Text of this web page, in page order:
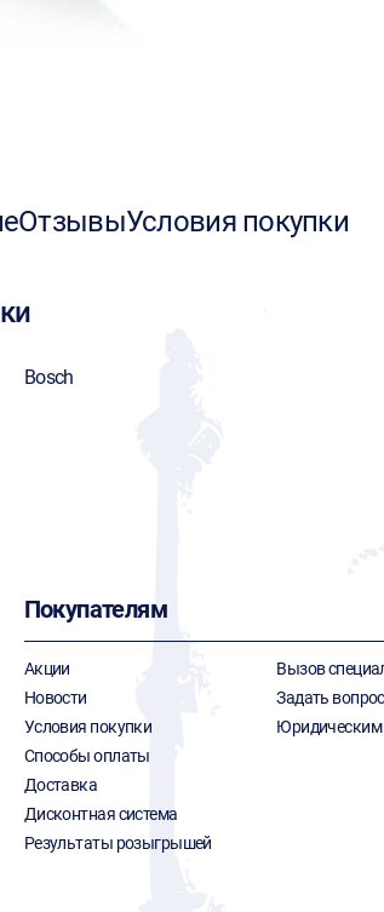
ОтзывыУсловия покупки
Bosch
Покупателям
Акции
Новости
Условия покупки
Способы оплаты
Доставка
Дисконтная система
Результаты розыгрышей
Вызов
Задать вопрос